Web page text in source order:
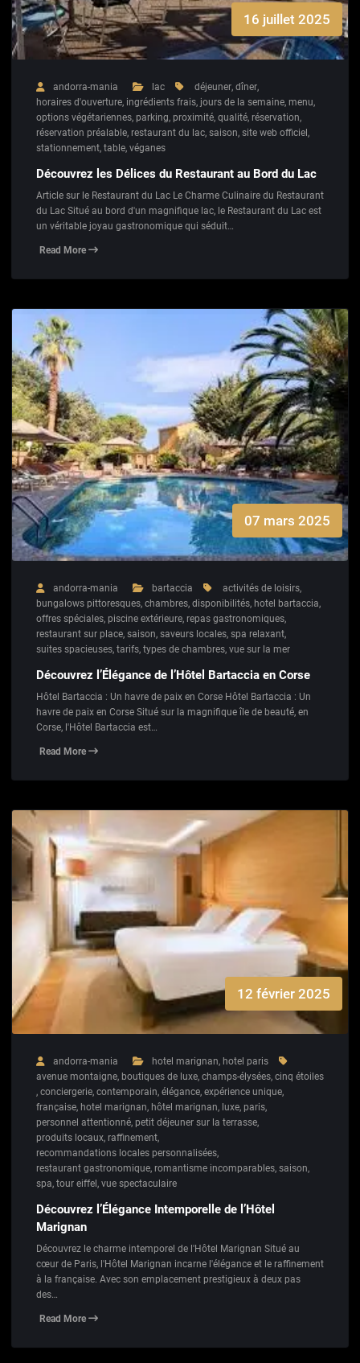
16 juillet 2025
andorra-mania lac déjeuner, dîner,
horaires d'ouverture, ingrédients frais, jours de la semaine, menu,
options végétariennes, parking, proximité, qualité, réservation,
réservation préalable, restaurant du lac, saison, site web officiel ,
stationnement, table, véganes
Découvrez les Délices du Restaurant au Bord du Lac
Article sur le Restaurant du Lac Le Charme Culinaire du Restaurant
du Lac Situé au bord d'un magnifique lac, le Restaurant du Lac est
un véritable joyau gastronomique qui séduit…
Read More
07 mars 2025
andorra-mania bartaccia activités de loisirs,
bungalows pittoresques, chambres, disponibilités, hotel bartaccia,
offres spéciales, piscine extérieure, repas gastronomiques,
restaurant sur place, saison, saveurs locales, spa relaxant,
suites spacieuses, tarifs, types de chambres, vue sur la mer
Découvrez l’Élégance de l’Hôtel Bartaccia en Corse
Hôtel Bartaccia : Un havre de paix en Corse Hôtel Bartaccia : Un
havre de paix en Corse Situé sur la magnifique île de beauté, en
Corse, l'Hôtel Bartaccia est…
Read More
12 février 2025
andorra-mania hotel marignan, hotel paris
avenue montaigne, boutiques de luxe, champs-élysées, cinq étoiles
, conciergerie, contemporain, élégance, expérience unique,
française, hotel marignan, hôtel marignan, luxe, paris,
personnel attentionné, petit déjeuner sur la terrasse,
produits locaux, raffinement,
recommandations locales personnalisées,
restaurant gastronomique, romantisme incomparables, saison,
spa, tour eiffel , vue spectaculaire
Découvrez l’Élégance Intemporelle de l’Hôtel
Marignan
Découvrez le charme intemporel de l'Hôtel Marignan Situé au
cœur de Paris, l'Hôtel Marignan incarne l'élégance et le raffinement
à la française. Avec son emplacement prestigieux à deux pas
des…
Read More